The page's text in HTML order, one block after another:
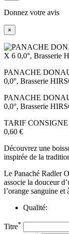
Donnez votre avis
×
PANACHE
0,0°, Brasserie
PANACHE
0,0°, Brasserie
TARIF
0,60 €
Découvrez une
inspirée de la
Le Panaché Radler
associe la douceur
l’orange sanguine et
Qualité:
Titre*